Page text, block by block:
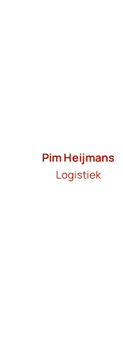
Pim Heijmans
Logistiek